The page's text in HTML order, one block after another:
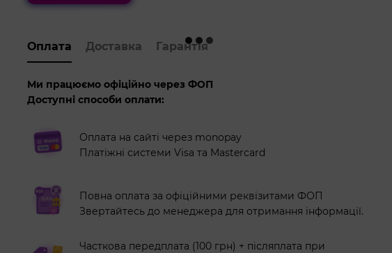
Оплата Доставка Гарантія
Ми працюємо офіційно через ФОП
Доступні способи оплати:
Оплата на сайті через monopay
Платіжні системи Visa та Mastercard
Повна оплата за офіційними реквізитами ФОП
Звертайтесь до менеджера для отримання інформації.
Часткова передплата (100 грн) + післяплата при